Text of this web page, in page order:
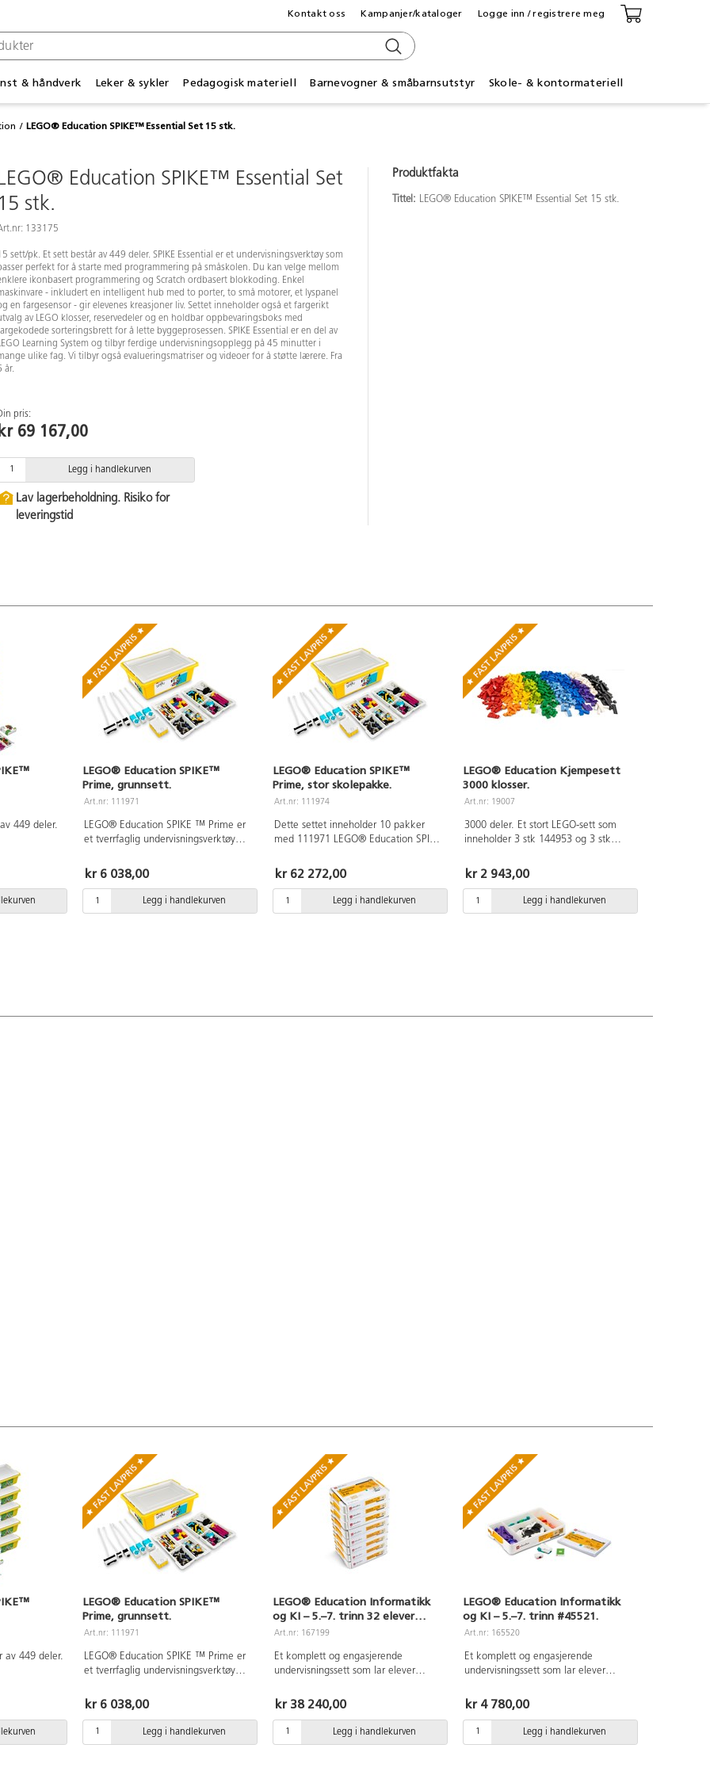
& håndverk Leker & sykler Pedagogisk materiell Barnevogner & småbarnsutstyr Skole- & kontormateriell
Kontakt oss Kampanjer/kataloger Logge inn / registrere meg
LEGO® Education SPIKE™ Essential Set 15 stk.
Education SPIKE™ Essential Set
15 stk.
133175
sett/pk. Et sett består av 449 deler. SPIKE Essential er et undervisningsverktøy som
perfekt for å starte med programmering på småskolen. Du kan velge mellom
ikonbasert programmering og Scratch ordbasert blokkoding. Enkel
- inkludert en intelligent hub med to porter, to små motorer, et lyspanel
en fargesensor - gir elevenes kreasjoner liv. Settet inneholder også et fargerikt
av LEGO klosser, reservedeler og en holdbar oppbevaringsboks med
sorteringsbrett for å lette byggeprosessen. SPIKE Essential er en del av
Learning System og tilbyr ferdige undervisningsopplegg på 45 minutter i
ulike fag. Vi tilbyr også evalueringsmatriser og videoer for å støtte lærere. Fra
år.
pris:
kr 69 167,00
Legg i handlekurven
Lav lagerbeholdning. Risiko for
leveringstid
Produktfakta
Tittel: LEGO® Education SPIKE™ Essential Set 15 stk.
449 deler.
Du
ikonbasert
ordbasert
LEGO® Education SPIKE™
Prime, grunnsett.
Art.nr: 111971
LEGO® Education SPIKE ™ Prime er
et tverrfaglig undervisningsverktøy
og håndverk og teknologi. Settet
passer for elever på 5. – 10. trinn og
kan programmeres både med
blokkprogrammering (Scratch) og
kr 6 038,00
Legg i handlekurven
LEGO® Education SPIKE™
Prime, stor skolepakke.
Art.nr: 111974
Dette settet inneholder 10 pakker
med 111971 LEGO® Education SPIKE
Education SPIKE Prime
ekspansjonssett.
kr 62 272,00
Legg i handlekurven
LEGO® Education Kjempesett
3000 klosser.
Art.nr: 19007
3000 deler. Et stort LEGO-sett som
inneholder 3 stk 144953 og 3 stk
for å lage fantasifulle kreasjoner for
mange barn som ønsker å bygge
sammen. Materiale: ABS. PVC-fri. Fra
4 år.
kr 2 943,00
Legg i handlekurven
av 449 deler.
Du
ikonbasert
ordbasert
LEGO® Education SPIKE™
Prime, grunnsett.
Art.nr: 111971
LEGO® Education SPIKE ™ Prime er
et tverrfaglig undervisningsverktøy
og håndverk og teknologi. Settet
passer for elever på 5. – 10. trinn og
kan programmeres både med
blokkprogrammering (Scratch) og
kr 6 038,00
Legg i handlekurven
LEGO® Education Informatikk
og KI – 5.–7. trinn 32 elever
#45521.
Art.nr: 167199
Et komplett og engasjerende
undervisningssett som lar elever
blokkprogrammering og kunstig
intelligens (KI) gjennom praktisk,
samarbeidende læring. Hvert sett er
designet for gruppearbeid for 4
kr 38 240,00
Legg i handlekurven
LEGO® Education Informatikk
og KI – 5.–7. trinn #45521.
Art.nr: 165520
Et komplett og engasjerende
undervisningssett som lar elever
blokkprogrammering og kunstig
intelligens (KI) gjennom praktisk,
samarbeidende læring. Hvert sett er
designet for gruppearbeid for 4
kr 4 780,00
Legg i handlekurven